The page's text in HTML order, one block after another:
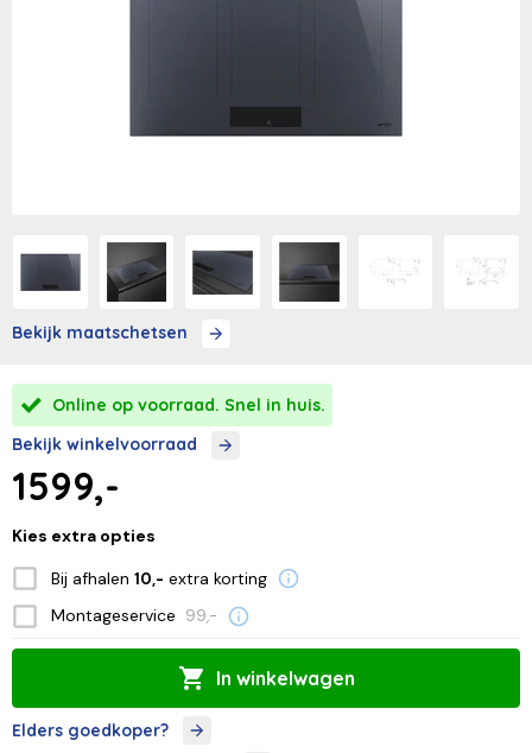
Bekijk maatschetsen
Online op voorraad. Snel in huis.
Bekijk winkelvoorraad
1599,-
Kies extra opties
Bij afhalen 10,- extra korting
Montageservice 99,-
In winkelwagen
Elders goedkoper?